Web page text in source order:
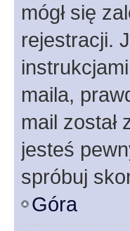
mógł się
rejestracji.
maila,
mail
jesteś
spróbuj
Góra